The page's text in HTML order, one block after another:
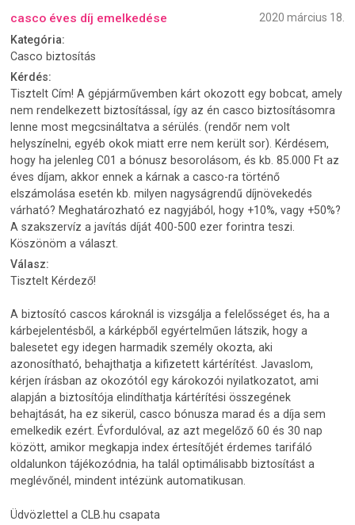
casco éves díj emelkedése
2020 március 18.
Kategória:
Casco biztosítás
Kérdés:
Tisztelt Cím! A gépjárművemben kárt okozott egy bobcat, amely
nem rendelkezett biztosítással, így az én casco biztosításomra
lenne most megcsináltatva a sérülés. (rendőr nem volt
helyszínelni, egyéb okok miatt erre nem került sor). Kérdésem,
hogy ha jelenleg C01 a bónusz besorolásom, és kb. 85.000 Ft az
éves díjam, akkor ennek a kárnak a casco-ra történő
elszámolása esetén kb. milyen nagyságrendű díjnövekedés
várható? Meghatározható ez nagyjából, hogy +10%, vagy +50%?
A szakszervíz a javítás díját 400-500 ezer forintra teszi.
Köszönöm a választ.
Válasz:
Tisztelt Kérdező!
A biztosító cascos károknál is vizsgálja a felelősséget és, ha a
kárbejelentésből, a kárképből egyértelműen látszik, hogy a
balesetet egy idegen harmadik személy okozta, aki
azonosítható, behajthatja a kifizetett kártérítést. Javaslom,
kérjen írásban az okozótól egy károkozói nyilatkozatot, ami
alapján a biztosítója elindíthatja kártérítési összegének
behajtását, ha ez sikerül, casco bónusza marad és a díja sem
emelkedik ezért. Évfordulóval, az azt megelőző 60 és 30 nap
között, amikor megkapja index értesítőjét érdemes tarifáló
oldalunkon tájékozódnia, ha talál optimálisabb biztosítást a
meglévőnél, mindent intézünk automatikusan.
Üdvözlettel a CLB.hu csapata